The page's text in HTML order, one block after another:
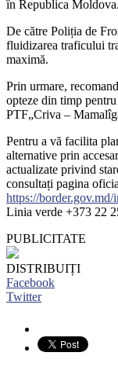
în Republica Moldova.
De către Poliția de
fluidizarea traficului
maximă.
Prin urmare,
opteze din timp
PTF„Criva –
Pentru a vă facilita
alternative prin
actualizate privind
consultați pagina
https://
Linia verde ‪‪+373 22
PUBLICITATE
DISTRIBUIȚI
Facebook
Twitter